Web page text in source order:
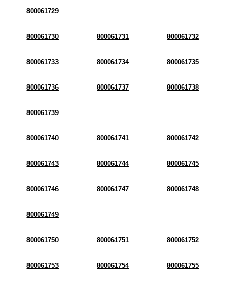
800061729
800061730 800061731 800061732
800061733 800061734 800061735
800061736 800061737 800061738
800061739
800061740 800061741 800061742
800061743 800061744 800061745
800061746 800061747 800061748
800061749
800061750 800061751 800061752
800061753 800061754 800061755